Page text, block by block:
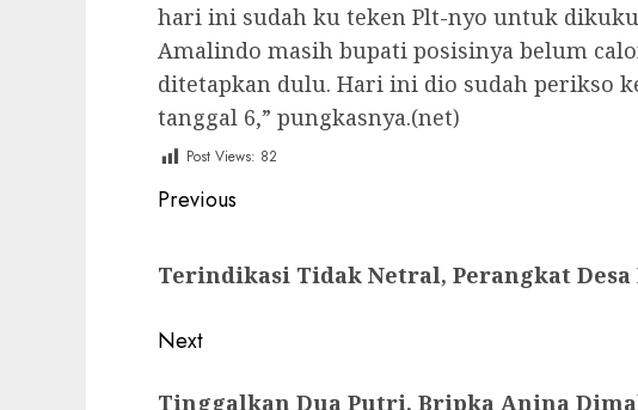
hari ini sudah ku teken Plt-nyo untuk
Amalindo masih bupati posisinya belum
ditetapkan dulu. Hari ini dio sudah perikso
tanggal 6,” pungkasnya.(net)
Post Views: 82
Post
Previous
post:
Terindikasi Tidak Netral, Perangkat
Next
Tinggalkan Dua Putri, Bripka Anina